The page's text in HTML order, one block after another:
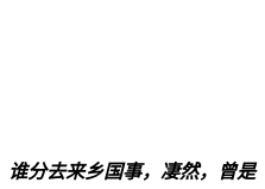
谁分去来乡国事，凄然，曾是